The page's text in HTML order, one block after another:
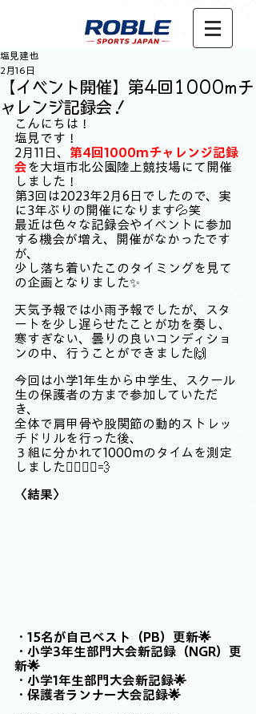
【イベント開催】第4回1000mチ
ャレンジ記録会！
塩見建也
2月16日
こんにちは！
塩見です！
2月11日、 第4回1000mチャレンジ記録
会を大垣市北公園陸上競技場にて開催
しました！
第3回は2023年2月6日でしたので、実
に3年ぶりの開催になります💦笑
最近は色々な記録会やイベントに参加
する機会が増え、開催がなかったです
が、
少し落ち着いたこのタイミングを見て
の企画となりました✨
天気予報では小雨予報でしたが、スタ
ートを少し遅らせたことが功を奏し、
寒すぎない、曇りの良いコンディショ
ンの中、行うことができました🙌
今回は小学1年生から中学生、スクール
生の保護者の方まで参加していただ
き、
全体で肩甲骨や股関節の動的ストレッ
チドリルを行った後、
３組に分かれて1000mのタイムを測定
しました🏃‍♂️🏃‍♀️💨
〈結果〉
・15名が自己ベスト（PB）更新🌟
・小学3年生部門大会新記録（NGR）更
新🌟
・小学1年生部門大会新記録🌟
・保護者ランナー大会記録🌟